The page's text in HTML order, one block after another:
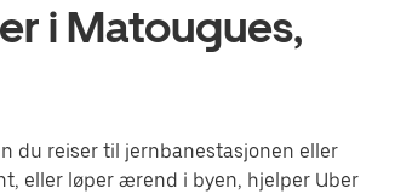
i Matougues,
du reiser til jernbanestasjonen eller
eller løper ærend i byen, hjelper Uber